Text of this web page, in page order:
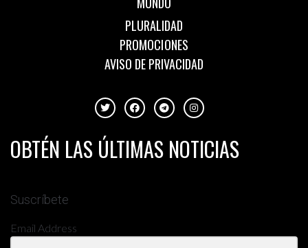
PLURALIDAD
PROMOCIONES
AVISO DE PRIVACIDAD
OBTÉN LAS ÚLTIMAS NOTICIAS
Suscríbete
Email Address